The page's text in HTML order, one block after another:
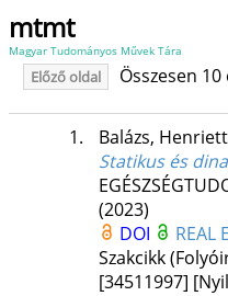
mtmt
Magyar Tudományos Művek Tára
Előző oldal Összesen
1. Balázs, Henriett
Statikus és
(2023)
DOI
REAL
Szakcikk
[34511997]